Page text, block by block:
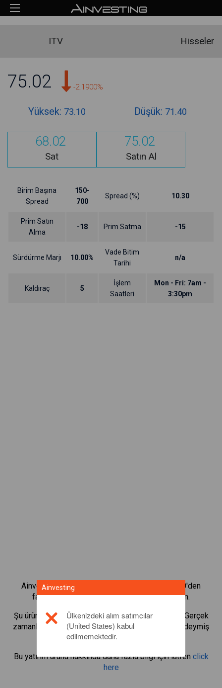
ITV Hisseler
75.02 -2.1900%
Yüksek: 73.10 Düşük: 71.40
68.02
Sat
75.02
Satın Al
Birim Başına
Spread
150-
700
Spread (%) 10.30
Prim Satın
Alma
-18 Prim Satma -15
Sürdürme Marjı 10.00%
Vade Bitim
Tarihi
n/a
Kaldıraç 5
İşlem
Saatleri
Mon - Fri: 7am -
3:30pm
Ainvesting'in CFD alım satım platformuyla 1.000'den
fazla uluslararası hissenin alım satımını yapın.
Şu ürünlerin CFD'lerini alıp satmaya başlayın:
. Gerçek
zamanlı teklifler alın ve sanki hissenin kendisi sizdeymiş
gibi temettüler alın.
Bu yatırım ürünü hakkında daha fazla bilgi için lütfen click
here
Ainvesting
Ülkenizdeki alım satımcılar
(United States) kabul
edilmemektedir.